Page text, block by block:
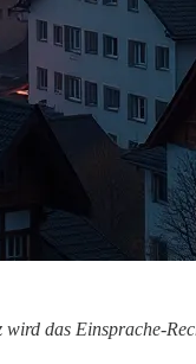
das Einsprache-